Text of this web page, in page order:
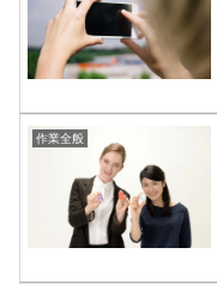
作業全般